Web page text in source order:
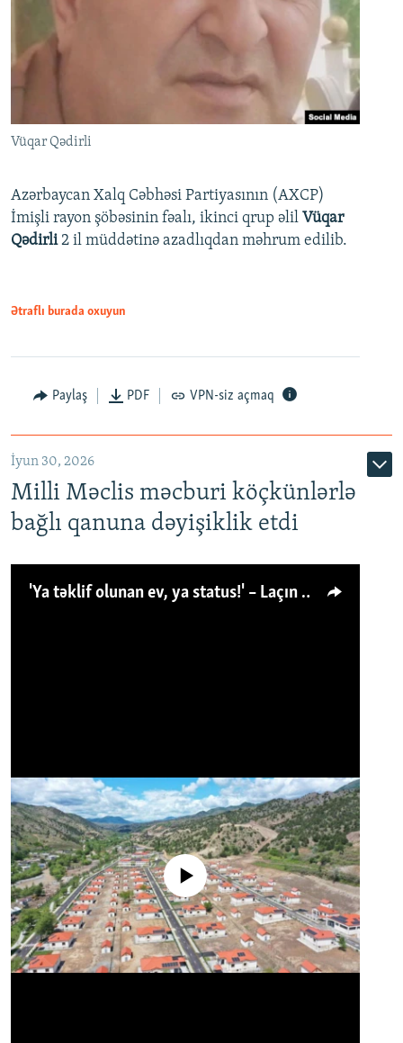
Vüqar Qədirli
Azərbaycan Xalq Cəbhəsi Partiyasının (AXCP)
İmişli rayon şöbəsinin fəalı, ikinci qrup əlil Vüqar
Qədirli2 il müddətinə azadlıqdan məhrum edilib.
Ətraflı burada oxuyun
Paylaş PDF VPN-siz açmaq
İyun 30, 2026
Milli Məclis məcburi köçkünlərlə
bağlı qanuna dəyişiklik etdi
'Ya təklif olunan ev, ya status!' – Laçın köçkünü: 'Laçından başqa heç hara!'
No media source currently available